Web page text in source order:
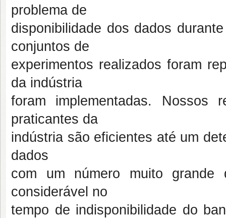
problema de
disponibilidade dos dados
conjuntos de
experimentos realizados foram
da indústria
foram implementadas. Nossos
praticantes da
indústria são eficientes até um
dados
com um número muito grande
considerável no
tempo de indisponibilidade do